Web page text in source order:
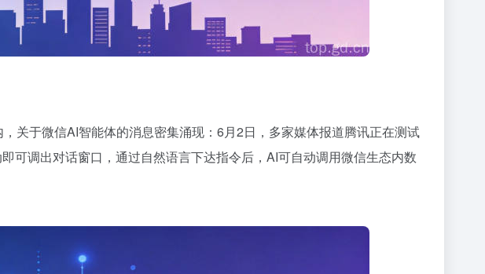
关于微信AI智能体的消息密集涌现：6月2日，多家媒体报道腾讯正在测试
可调出对话窗口，通过自然语言下达指令后，AI可自动调用微信生态内数